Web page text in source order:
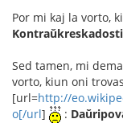
Por mi kaj la vorto,
Sed tamen, mi
vorto, kiun oni
[url=http://
o[/url] :